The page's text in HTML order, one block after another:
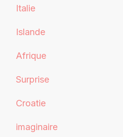
Italie
Islande
Afrique
Surprise
Croatie
imaginaire